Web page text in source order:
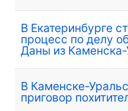
В Екатеринбурге
процесс по делу
Даны из Каменска-
В Каменске-
приговор